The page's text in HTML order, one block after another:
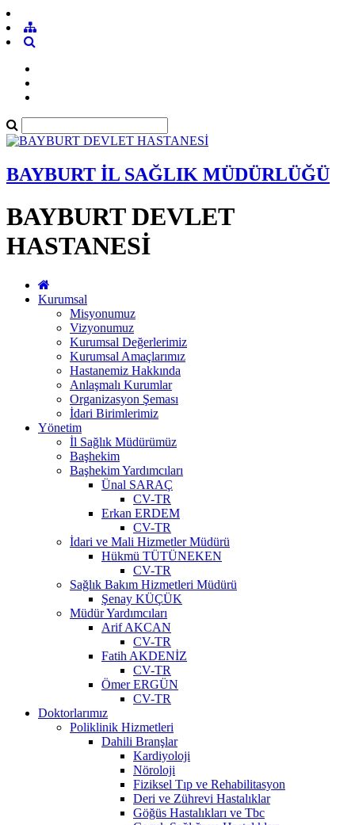
BAYBURT İL SAĞLIK MÜDÜRLÜĞÜ
BAYBURT DEVLET
HASTANESİ
Kurumsal
Misyonumuz
Vizyonumuz
Kurumsal Değerlerimiz
Kurumsal Amaçlarımız
Hastanemiz Hakkında
Anlaşmalı Kurumlar
Organizasyon Şeması
İdari Birimlerimiz
Yönetim
İl Sağlık Müdürümüz
Başhekim
Başhekim Yardımcıları
Ünal SARAÇ
CV-TR
Erkan ERDEM
CV-TR
İdari ve Mali Hizmetler Müdürü
Hükmü TÜTÜNEKEN
CV-TR
Sağlık Bakım Hizmetleri Müdürü
Şenay KÜÇÜK
Müdür Yardımcıları
Arif AKCAN
CV-TR
Fatih AKDENİZ
CV-TR
Ömer ERGÜN
CV-TR
Doktorlarımız
Poliklinik Hizmetleri
Dahili Branşlar
Kardiyoloji
Nöroloji
Fiziksel Tıp ve Rehabilitasyon
Deri ve Zührevi Hastalıklar
Göğüs Hastalıkları ve Tbc